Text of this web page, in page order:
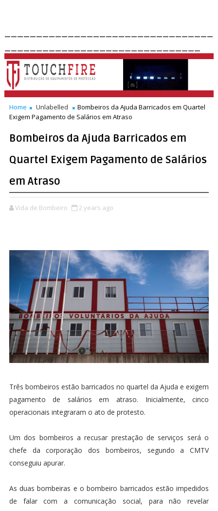
Home Unlabelled
Bombeiros da Ajuda Barricados em Quartel
Exigem Pagamento de Salários em Atraso
Bombeiros da Ajuda Barricados em
Quartel Exigem Pagamento de Salários
em Atraso
Vida de Bombeiro 2 years ago
Três bombeiros estão barricados no quartel da Ajuda e exigem
pagamento de salários em atraso. Inicialmente, cinco
operacionais integraram o ato de protesto.
Um dos bombeiros a recusar prestação de serviços será o
chefe da corporação dos bombeiros, segundo a CMTV
conseguiu apurar.
As duas bombeiras e o bombeiro barricados estão impedidos
de falar com a comunicação social, para não revelar